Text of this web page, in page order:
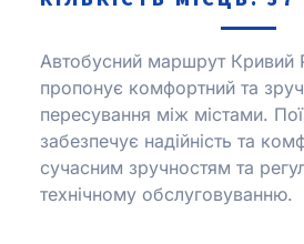
Автобусний маршрут Кривий
пропонує комфортний та
пересування між містами.
забезпечує надійність та
сучасним зручностям та
технічному обслуговуванню.